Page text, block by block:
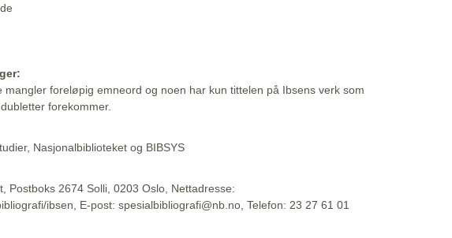
mangler foreløpig emneord og noen har kun tittelen på Ibsens verk som
forekommer.
Nasjonalbiblioteket og BIBSYS
Postboks 2674 Solli, 0203 Oslo, Nettadresse:
ibsen, E-post: spesialbibliografi@nb.no, Telefon: 23 27 61 01